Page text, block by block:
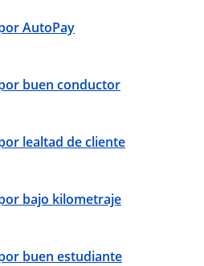
AutoPay
buen conductor
lealtad de cliente
bajo kilometraje
buen estudiante